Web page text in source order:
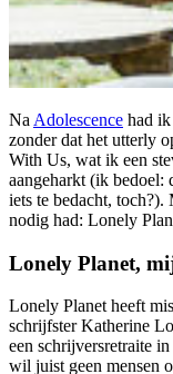
Na Adolescence had ik
zonder dat het utterly
With Us, wat ik een
aangeharkt (ik bedoel:
iets te bedacht,
nodig had: Lonely
Lonely Planet,
Lonely Planet heeft
schrijfster Katherine
een schrijversretraite
wil juist geen mensen